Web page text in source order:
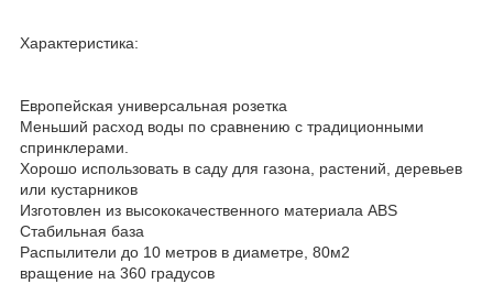
Характеристика:
Европейская универсальная розетка
Меньший расход воды по сравнению с традиционными
спринклерами.
Хорошо использовать в саду для газона, растений, деревьев
или кустарников
Изготовлен из высококачественного материала ABS
Стабильная база
Распылители до 10 метров в диаметре, 80м2
вращение на 360 градусов